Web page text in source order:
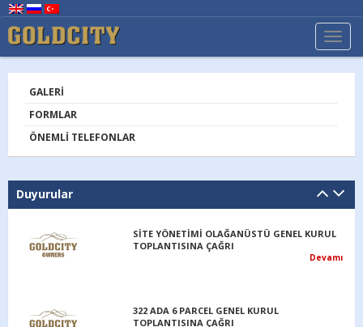
GALERI
FORMLAR
ÖNEMLI TELEFONLAR
Duyurular
SİTE YÖNETİMİ OLAĞANÜSTÜ GENEL KURUL
TOPLANTISINA ÇAĞRI
Devamı
322 ADA 6 PARCEL GENEL KURUL
TOPLANTISINA ÇAĞRI